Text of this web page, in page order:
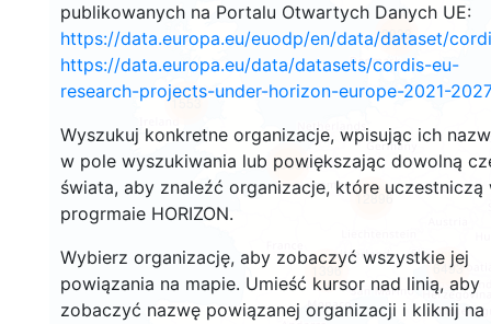
publikowanych na Portalu Otwartych Danych UE:
https://data.europa.eu/euodp/en/data/dataset/
https://data.europa.eu/data/datasets/cordis-eu-
research-projects-under-horizon-europe-2021-2027
Wyszukuj konkretne organizacje, wpisując ich
w pole wyszukiwania lub powiększając dowolną
świata, aby znaleźć organizacje, które uczestniczą
progrmaie HORIZON.
Wybierz organizację, aby zobaczyć wszystkie jej
powiązania na mapie. Umieść kursor nad linią, aby
zobaczyć nazwę powiązanej organizacji i kliknij na
1553
1396
2933
10054
6493
12896